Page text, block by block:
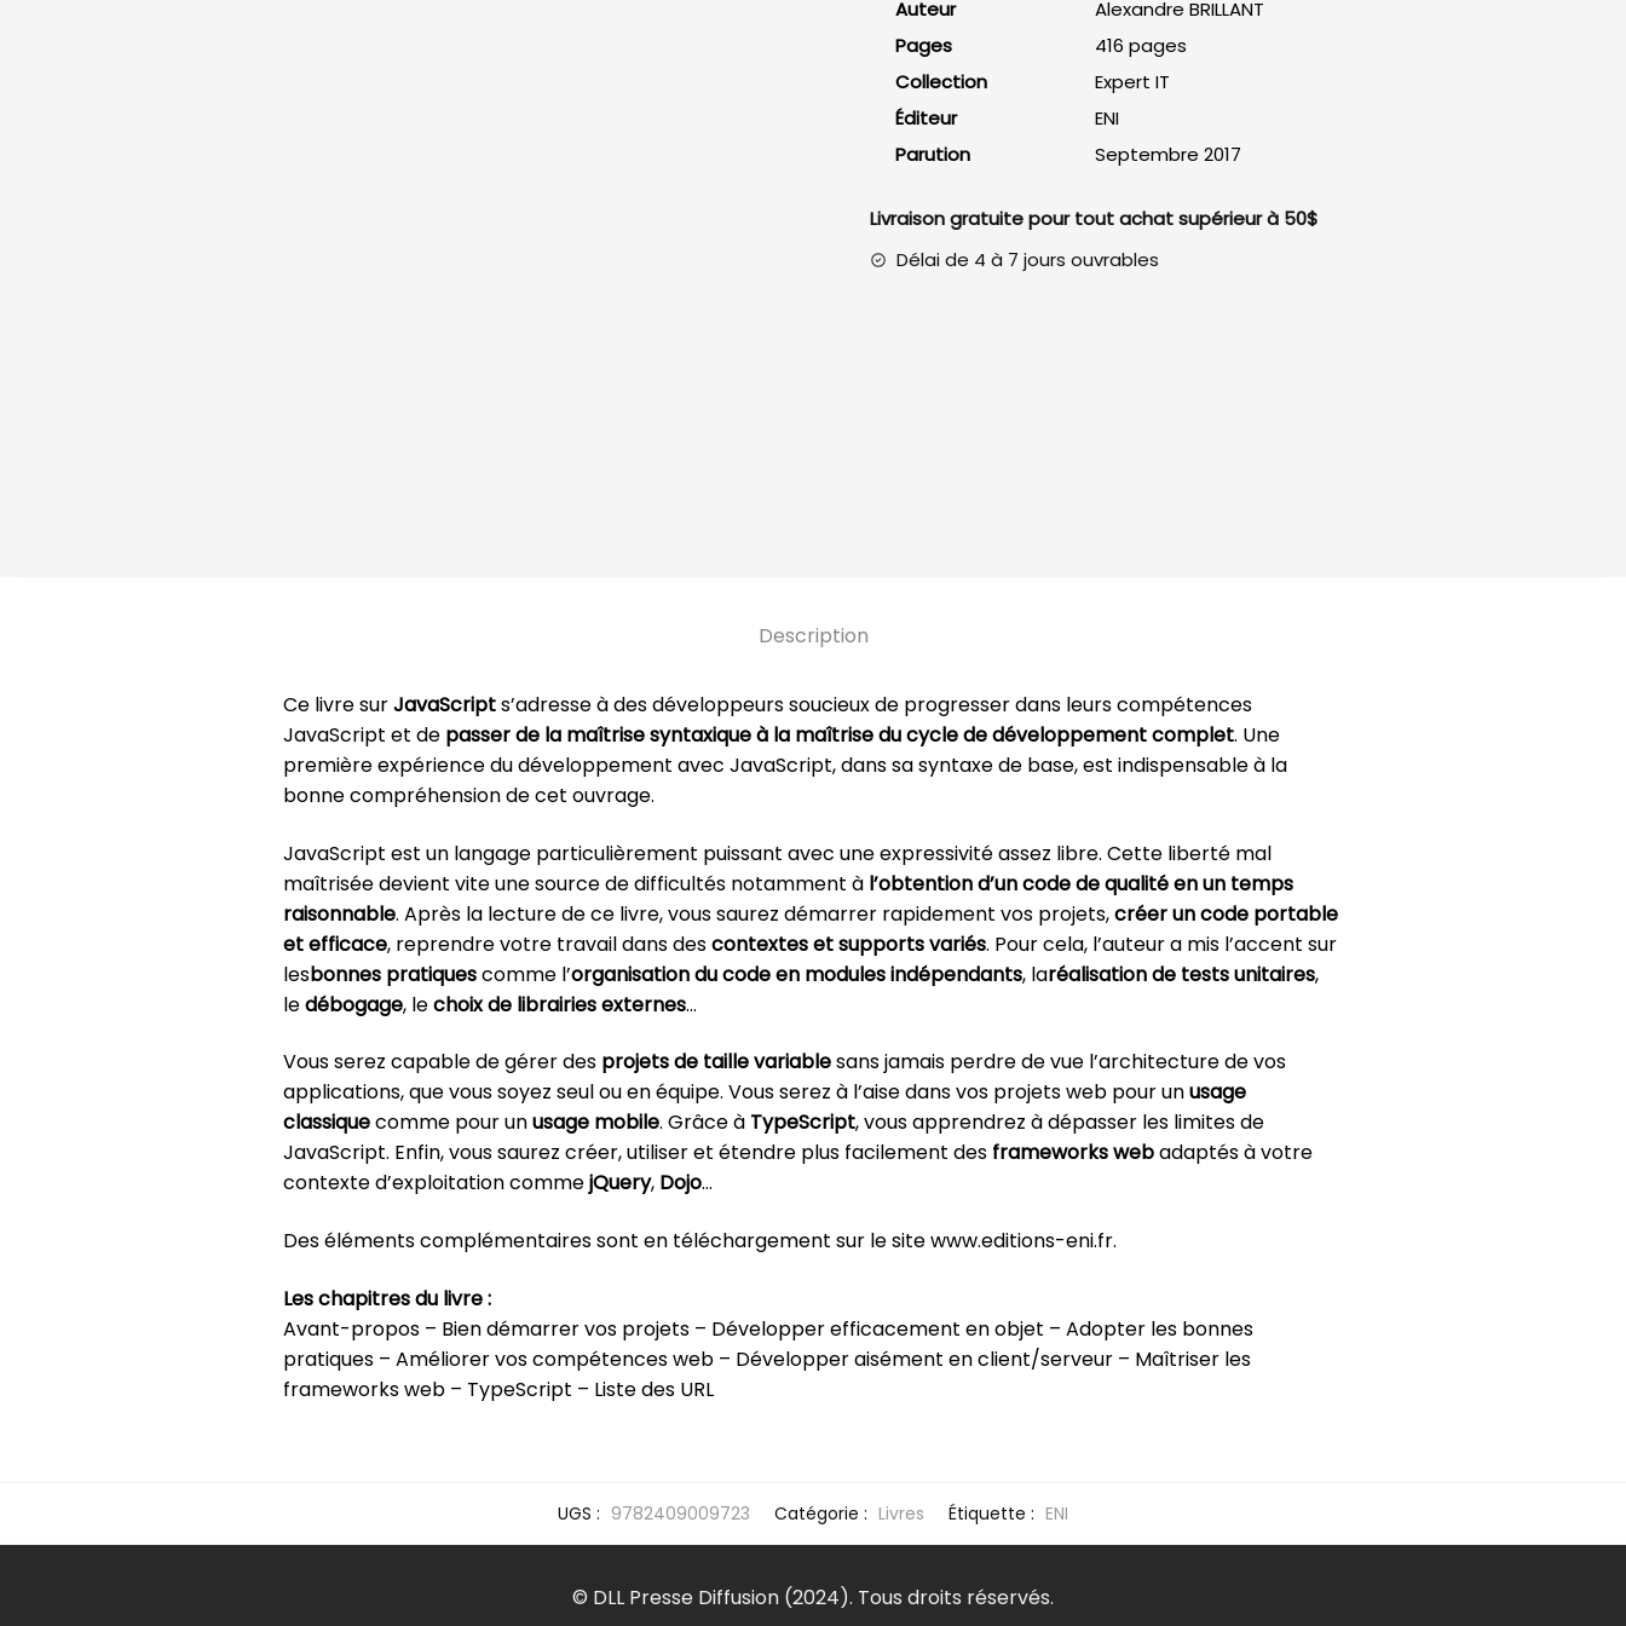
(2e
édition)
Auteur
Alexandre BRILLANT
Pages
416 pages
Collection
Expert IT
Éditeur
ENI
Parution
Septembre 2017
Livraison gratuite pour tout achat supérieur à 50$
Délai de 4 à 7 jours ouvrables
Description
Ce livre surJavaScripts’adresse à des développeurs soucieux de progresser dans leurs compétences
JavaScript et de passer de la maîtrise syntaxique à la maîtrise du cycle de développement complet. Une
première expérience du développement avec JavaScript, dans sa syntaxe de base, est indispensable à la
bonne compréhension de cet ouvrage.
JavaScript est un langage particulièrement puissant avec une expressivité assez libre. Cette liberté mal
maîtrisée devient vite une source de difficultés notamment à l’obtention d’un code de qualité en un temps
raisonnable. Après la lecture de ce livre, vous saurez démarrer rapidement vos projets,créer un code portable
et efficace, reprendre votre travail dans descontextes et supports variés. Pour cela, l’auteur a mis l’accent sur
lesbonnes pratiquescomme l’organisation du code en modules indépendants, laréalisation de tests unitaires,
ledébogage, lechoix de librairies externes…
Vous serez capable de gérer des projets de taille variablesans jamais perdre de vue l’architecture de vos
applications, que vous soyez seul ou en équipe. Vous serez à l’aise dans vos projets web pour unusage
classiquecomme pour unusage mobile. Grâce à TypeScript, vous apprendrez à dépasser les limites de
JavaScript. Enfin, vous saurez créer, utiliser et étendre plus facilement des frameworks webadaptés à votre
contexte d’exploitation commejQuery, Dojo…
Des éléments complémentaires sont en téléchargement sur le site www.editions-eni.fr.
Les chapitres du livre :
Avant-propos – Bien démarrer vos projets – Développer efficacement en objet – Adopter les bonnes
pratiques – Améliorer vos compétences web – Développer aisément en client/serveur – Maîtriser les
frameworks web – TypeScript – Liste des URL
UGS : 9782409009723 Catégorie : Livres Étiquette : ENI
© DLL Presse Diffusion (2024). Tous droits réservés.